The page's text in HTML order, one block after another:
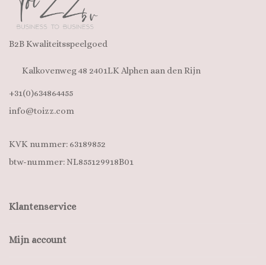
B2B Kwaliteitsspeelgoed
Kalkovenweg 48 2401LK Alphen aan den Rijn
+31(0)634864455
info@toizz.com
KVK nummer: 63189852
btw-nummer: NL855129918B01
Klantenservice
Mijn account